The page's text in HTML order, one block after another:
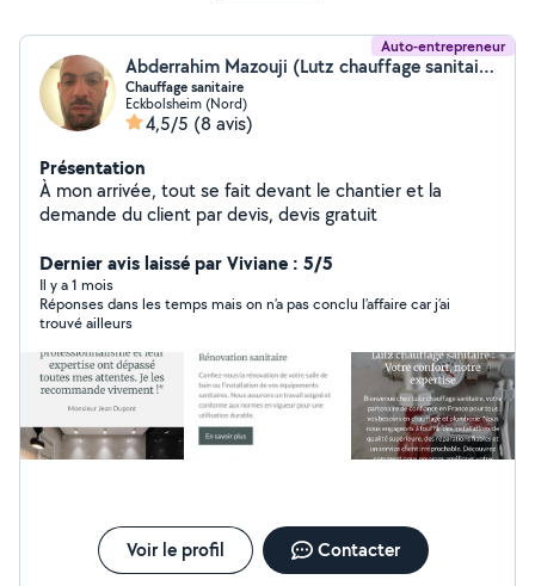
Auto-entrepreneur
Abderrahim Mazouji (Lutz chauffage sanitaire)
Chauffage sanitaire
Eckbolsheim (Nord)
4,5/5 (8 avis)
Présentation
À mon arrivée, tout se fait devant le chantier et la
demande du client par devis, devis gratuit
Dernier avis laissé par Viviane : 5/5
Il y a 1 mois
Réponses dans les temps mais on n’a pas conclu l’affaire car j’ai
trouvé ailleurs
Voir le profil Contacter